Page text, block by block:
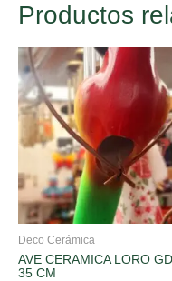
Productos
Deco Cerámica
AVE CERAMICA LORO
35 CM